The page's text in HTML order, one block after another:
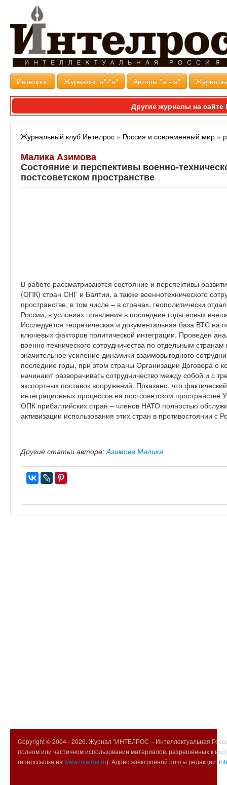
Интелрос Журналы "а"-"я" Авторы "а"-"я"
Другие журналы на
Журнальный клуб Интелрос » Россия и современный мир »
Малика Азимова
Состояние и перспективы военно-
постсоветском пространстве
В работе рассматриваются состояние и перспективы
(ОПК) стран СНГ и Балтии, а также военнотехнического
пространстве, в том числе – в странах, геополитически
России, в условиях появления в последние годы новых
Исследуется теоретическая и документальная база ВТС на
ключевых факторов политической интеграции. Проведен
военно-технического сотрудничества по отдельным
значительное усиление динамики взаимовыгодного
последние годы, при этом страны Организации Договора о
начинают разворачивать сотрудничество между собой и с
экспортных поставок вооружений. Показано, что
интеграционных процессов на постсоветском
ОПК прибалтийских стран – членов НАТО полностью
активизации использования этих стран в противостоянии с
Другие статьи автора:Азимова Малика
Copyright © 2004 -2026. Журнал "ИНТЕЛРОС – Интеллектуальная
полном или частичном использовании материалов, разрешенных к
гиперссылка на www.intelros.ru). Адрес электронной почты редакции: